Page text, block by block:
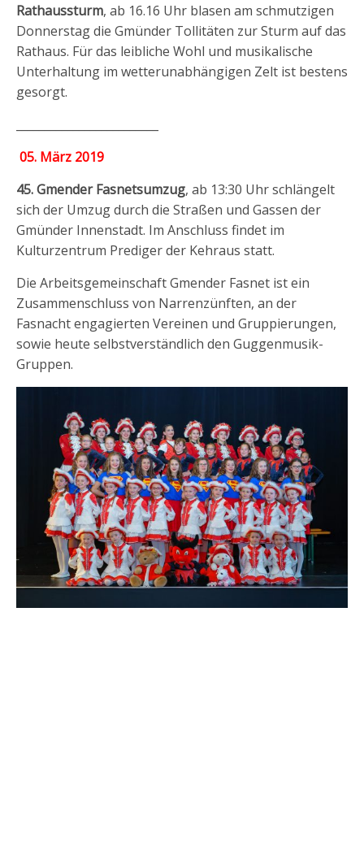
Rathaussturm, ab 16.16 Uhr blasen am schmutzigen
Donnerstag die Gmünder Tollitäten zur Sturm auf das
Rathaus. Für das leibliche Wohl und musikalische
Unterhaltung im wetterunabhängigen Zelt ist bestens
gesorgt.
05. März 2019
45. Gmender Fasnetsumzug, ab 13:30 Uhr schlängelt
sich der Umzug durch die Straßen und Gassen der
Gmünder Innenstadt. Im Anschluss findet im
Kulturzentrum Prediger der Kehraus statt.
Die Arbeitsgemeinschaft Gmender Fasnet ist ein
Zusammenschluss von Narrenzünften, an der
Fasnacht engagierten Vereinen und Gruppierungen,
sowie heute selbstverständlich den Guggenmusik-
Gruppen.